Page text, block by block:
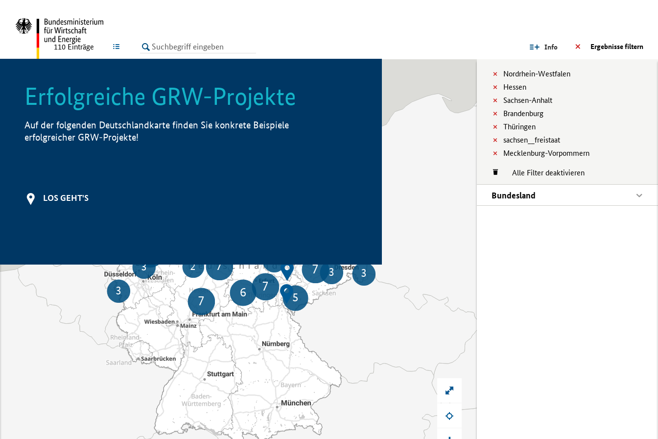
LISTE Ergebnisse filtern
Info
Nordrhein-Westfalen
Hessen
Sachsen-Anhalt
Brandenburg
Thüringen
sachsen__freistaat
Mecklenburg-Vorpommern
Alle Filter deaktivieren
Bundesland
110 Einträge
Erfolgreiche GRW-Projekte
Auf der folgenden Deutschlandkarte finden Sie konkrete Beispiele
erfolgreicher GRW-Projekte!
LOS GEHT'S